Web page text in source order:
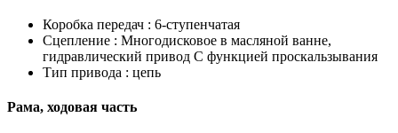
Коробка передач : 6-ступенчатая
Сцепление : Многодисковое в масляной ванне,
гидравлический привод С функцией проскальзывания
Тип привода : цепь
Рама, ходовая часть